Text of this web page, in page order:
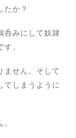
たか？
呑みにして奴隷
。
ません。そして
てしまうように